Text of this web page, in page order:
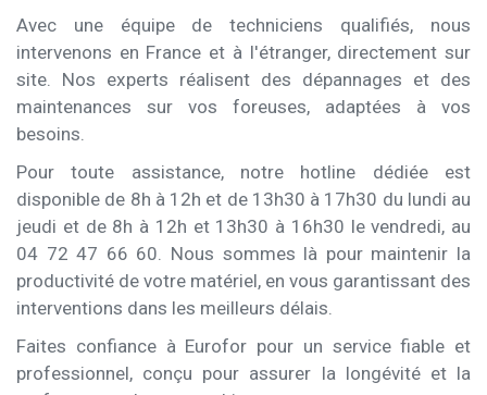
Avec une équipe de techniciens qualifiés, nous
intervenons en France et à l'étranger, directement sur
site. Nos experts réalisent des dépannages et des
maintenances sur vos foreuses, adaptées à vos
besoins.
Pour toute assistance, notre hotline dédiée est
disponible de 8h à 12h et de 13h30 à 17h30 du lundi au
jeudi et de 8h à 12h et 13h30 à 16h30 le vendredi, au
04 72 47 66 60. Nous sommes là pour maintenir la
productivité de votre matériel, en vous garantissant des
interventions dans les meilleurs délais.
Faites confiance à Eurofor pour un service fiable et
professionnel, conçu pour assurer la longévité et la